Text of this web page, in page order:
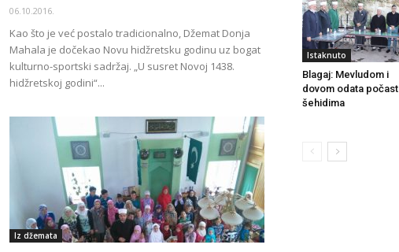
06.10.2016.
Kao što je već postalo tradicionalno, Džemat Donja
Mahala je dočekao Novu hidžretsku godinu uz bogat
kulturno-sportski sadržaj. „U susret Novoj 1438.
hidžretskoj godini“...
Iz džemata
Istaknuto
Blagaj: Mevludom i
dovom odata počast
šehidima